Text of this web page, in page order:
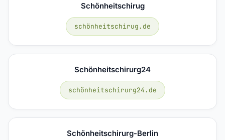
Schönheitschirug
schönheitschirug.de
Schönheitschirurg24
schönheitschirurg24.de
Schönheitschirurg-Berlin